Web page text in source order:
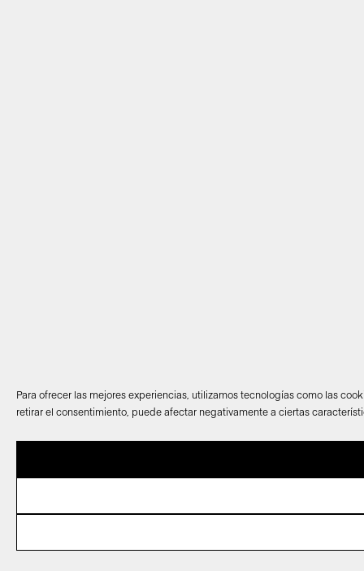
Para ofrecer las mejores experiencias, utilizamos tecnologías como las
retirar el consentimiento, puede afectar negativamente a ciertas